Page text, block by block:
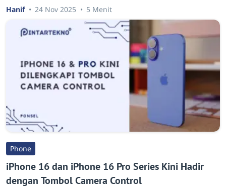
Hanif
24 Nov 2025 5 Menit
Phone
iPhone 16 dan iPhone 16 Pro Series Kini Hadir
dengan Tombol Camera Control